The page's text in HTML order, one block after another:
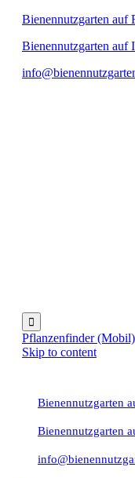
Bienennutzgarten auf
Bienennutzgarten auf

Pflanzenfinder (Mobil)
Skip to content
Bienennutzgarten
Bienennutzgarten